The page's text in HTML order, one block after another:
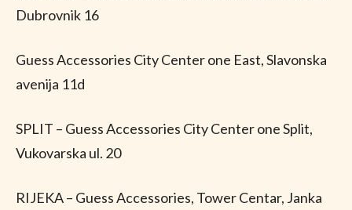
Dubrovnik 16
Guess Accessories City Center one East, Slavonska
avenija 11d
SPLIT – Guess Accessories City Center one Split,
Vukovarska ul. 20
RIJEKA – Guess Accessories, Tower Centar, Janka